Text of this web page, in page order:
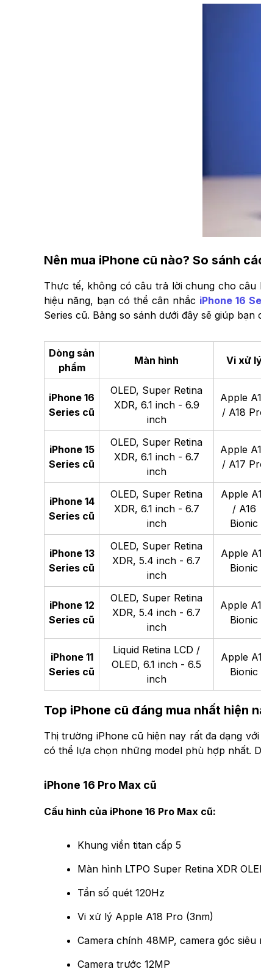
Nên mua iPhone cũ nào? So sánh
Thực tế, không có câu trả lời chung cho câu
hiệu năng, bạn có thể cân nhắc iPhone 16
Series cũ. Bảng so sánh dưới đây sẽ giúp
Dòng sản
phẩm
Màn hình Vi xử
iPhone 16
Series cũ
OLED, Super Retina
XDR, 6.1 inch - 6.9
inch
Apple
/ A18
iPhone 15
Series cũ
OLED, Super Retina
XDR, 6.1 inch - 6.7
inch
Apple
/ A17
iPhone 14
Series cũ
OLED, Super Retina
XDR, 6.1 inch - 6.7
inch
Apple
/ A16
Bionic
iPhone 13
Series cũ
OLED, Super Retina
XDR, 5.4 inch - 6.7
inch
Apple
Bionic
iPhone 12
Series cũ
OLED, Super Retina
XDR, 5.4 inch - 6.7
inch
Apple
Bionic
iPhone 11
Series cũ
Liquid Retina LCD /
OLED, 6.1 inch - 6.5
inch
Apple
Bionic
Top iPhone cũ đáng mua nhất hiện
Thị trường iPhone cũ hiện nay rất đa dạng
có thể lựa chọn những model phù hợp nhất.
iPhone 16 Pro Max cũ
Cấu hình của iPhone 16 Pro Max cũ:
Khung viền titan cấp 5
Màn hình LTPO Super Retina XDR
Tần số quét 120Hz
Vi xử lý Apple A18 Pro (3nm)
Camera chính 48MP, camera góc
Camera trước 12MP